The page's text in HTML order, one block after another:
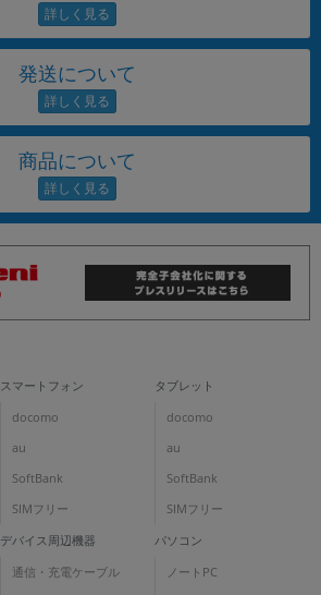
発送について
商品について
スマートフォン
docomo
au
SoftBank
SIMフリー
タブレット
docomo
au
SoftBank
SIMフリー
デバイス周辺機器
通信・充電ケーブル
パソコン
ノートPC